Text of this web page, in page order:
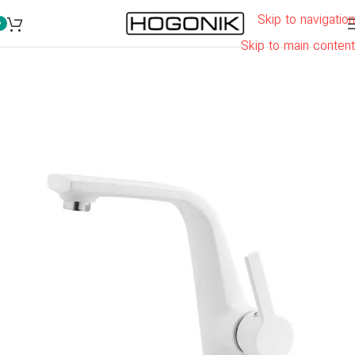
Skip to navigation
Skip to main content